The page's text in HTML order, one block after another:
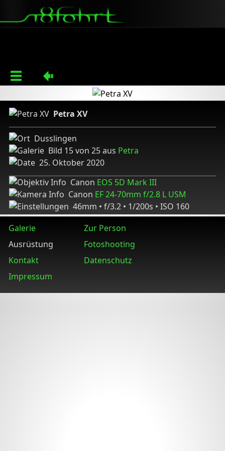
Petra XV
Dusslingen
Bild 15 von 25 aus Petra
25. Oktober 2020
Canon EOS 5D Mark III
Canon EF 24-70mm f/2.8 L USM
46mm • f/3.2 • 1/200s • ISO 160
Galerie
Zur Person
Ausrüstung
Fotoshooting
Kontakt
Datenschutz
Impressum